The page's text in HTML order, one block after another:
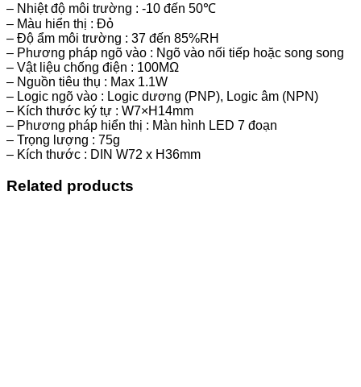
– Nhiệt độ môi trường : -10 đến 50℃
– Màu hiển thị : Đỏ
– Độ ẩm môi trường : 37 đến 85%RH
– Phương pháp ngõ vào : Ngõ vào nối tiếp hoặc song song
– Vật liệu chống điện : 100MΩ
– Nguồn tiêu thụ : Max 1.1W
– Logic ngõ vào : Logic dương (PNP), Logic âm (NPN)
– Kích thước ký tự : W7×H14mm
– Phương pháp hiển thị : Màn hình LED 7 đoạn
– Trọng lượng : 75g
– Kích thước : DIN W72 x H36mm
Related products